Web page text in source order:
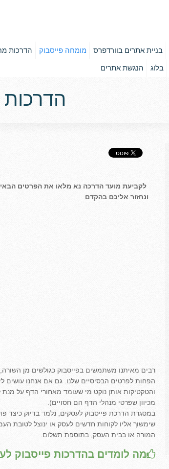
בניית אתרים בוורדפרס מומחה פייסבוק הדרכות
בלוג הנגשת אתרים
הדרכות
לקביעת מועד הדרכה נא מלאו את הפרטים
ונחזור אליכם בהקדם
רבים מאיתנו משתמשים בפייסבוק כגולשים מן
הפחות לפרטים הבסיסיים שלנו. גם אם אנחנו עושים
והטקטיקות אותן נוקט מי שעומד מאחורי הדף על מנת
מכיוון שפרטי מנהלי הדף הם חסויים).
במסגרת הדרכת פייסבוק לעסקים, נלמד בדיוק כיצד
שימשוך אליו לקוחות חדשים לעסק או ינוצל
המורה או בבית העסק, בתוספת תשלום.
מה לומדים בהדרכות פייסבוק